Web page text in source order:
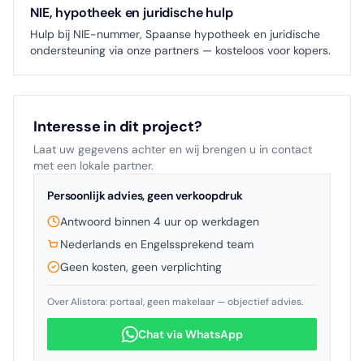
NIE, hypotheek en juridische hulp
Hulp bij NIE-nummer, Spaanse hypotheek en juridische
ondersteuning via onze partners — kosteloos voor kopers.
Interesse in dit project?
Laat uw gegevens achter en wij brengen u in contact
met een lokale partner.
Persoonlijk advies, geen verkoopdruk
Antwoord binnen 4 uur op werkdagen
Nederlands en Engelssprekend team
Geen kosten, geen verplichting
Over Alistora: portaal, geen makelaar — objectief advies.
Chat via WhatsApp